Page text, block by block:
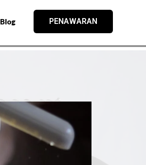
Blog PENAWARAN